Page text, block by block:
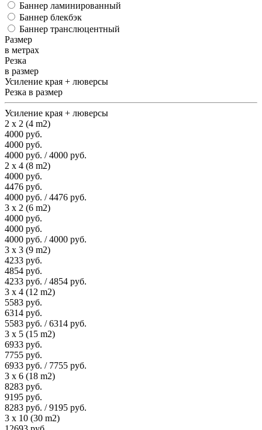
Баннер ламинированный
Баннер блекбэк
Баннер транслюцентный
Размер
в метрах
Резка
в размер
Усиление края + люверсы
Резка в размер
Усиление края + люверсы
2 x 2 (4 m2)
4000 руб.
4000 руб.
4000 руб. / 4000 руб.
2 x 4 (8 m2)
4000 руб.
4476 руб.
4000 руб. / 4476 руб.
3 x 2 (6 m2)
4000 руб.
4000 руб.
4000 руб. / 4000 руб.
3 x 3 (9 m2)
4233 руб.
4854 руб.
4233 руб. / 4854 руб.
3 x 4 (12 m2)
5583 руб.
6314 руб.
5583 руб. / 6314 руб.
3 x 5 (15 m2)
6933 руб.
7755 руб.
6933 руб. / 7755 руб.
3 x 6 (18 m2)
8283 руб.
9195 руб.
8283 руб. / 9195 руб.
3 x 10 (30 m2)